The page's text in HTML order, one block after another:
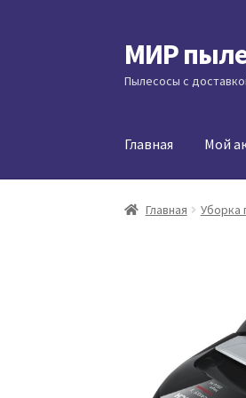
Перейти
к
навигации
Перейти
к
содержимому
МИР
Пылесосы с
Главная Мой
Главная Уборка